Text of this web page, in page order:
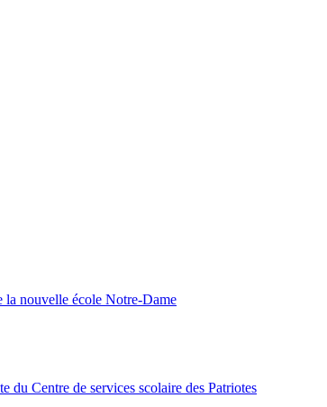
la nouvelle école Notre-Dame
du Centre de services scolaire des Patriotes